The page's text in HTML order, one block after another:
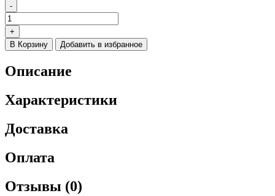
-
Количество
товара
Стол
обеденный
4
90/130*90
белый/
серебро
+
В Корзину
Добавить в избранное
Описание
Характеристики
Доставка
Оплата
Отзывы (0)